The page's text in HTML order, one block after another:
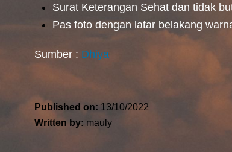
Surat Keterangan Sehat dan tidak
Pas foto dengan latar belakang
Sumber : Dhiya
Published on: 13/10/2022
Written by: mauly